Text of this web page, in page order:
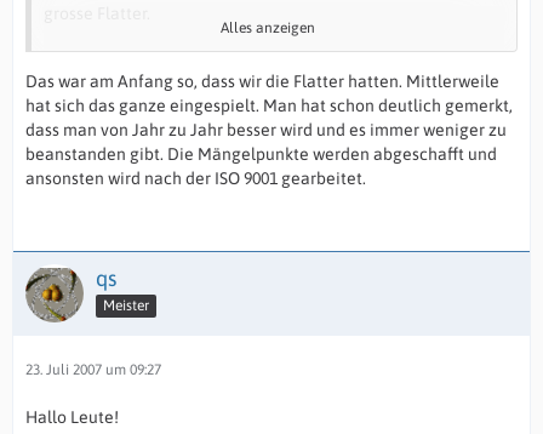
Wie sieht`s denn bei Euch aus, wird da das Jahr über
regelkonform
gearbeitet?
(
Alles anzeigen
Das war am Anfang so, dass wir die Flatter hatten. Mittlerweile
hat sich das ganze eingespielt. Man hat schon deutlich gemerkt,
dass man von Jahr zu Jahr besser wird und es immer weniger zu
beanstanden gibt. Die Mängelpunkte werden abgeschafft und
ansonsten wird nach der ISO 9001 gearbeitet.
qs
Meister
23. Juli 2007 um 09:27
Hallo Leute!